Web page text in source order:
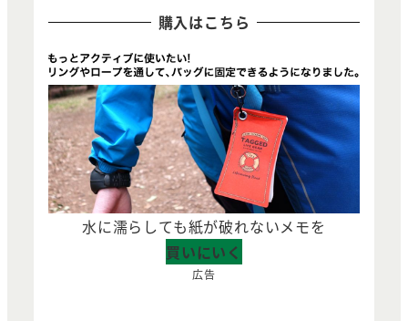
購入はこちら
水に濡らしても紙が破れないメモを
買いにいく
広告